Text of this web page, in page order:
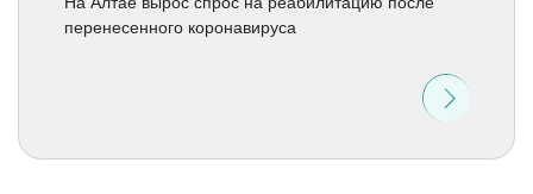
перенесенного коронавируса